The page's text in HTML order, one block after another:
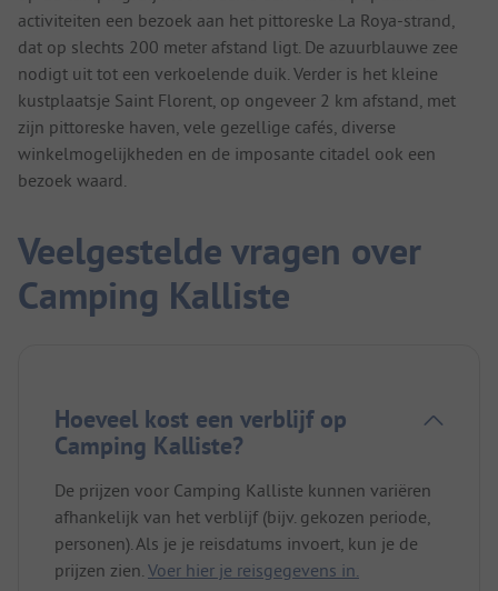
activiteiten een bezoek aan het pittoreske La Roya-strand,
dat op slechts 200 meter afstand ligt. De azuurblauwe zee
nodigt uit tot een verkoelende duik. Verder is het kleine
kustplaatsje Saint Florent, op ongeveer 2 km afstand, met
zijn pittoreske haven, vele gezellige cafés, diverse
winkelmogelijkheden en de imposante citadel ook een
bezoek waard.
Veelgestelde vragen over
Camping Kalliste
Hoeveel kost een verblijf op
Camping Kalliste?
De prijzen voor Camping Kalliste kunnen variëren
afhankelijk van het verblijf (bijv. gekozen periode,
personen). Als je je reisdatums invoert, kun je de
prijzen zien. Voer hier je reisgegevens in.